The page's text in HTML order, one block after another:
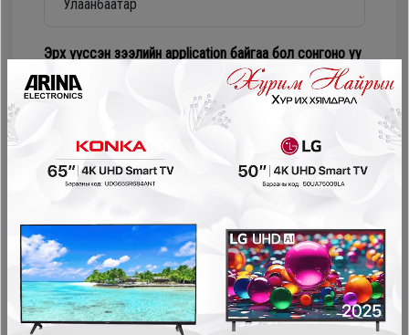
Эрх үүссэн зээлийн application байгаа бол сонгоно уу
Соно сонгодог зээл
PayOn - LeaseOn
NetPay - Шимтгэлгүй ав, хүүгүй төл